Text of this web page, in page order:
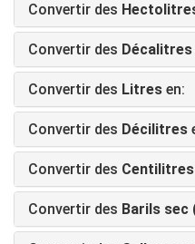
Convertir des
Convertir des Décalitres
Convertir des Litres en:
Convertir des Décilitres
Convertir des Centilitres
Convertir des Barils sec